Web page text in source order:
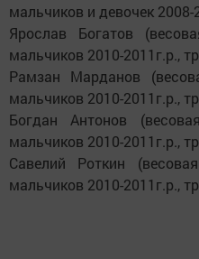
мальчиков и девочек 2008-
Ярослав Богатов
мальчиков 2010-2011г.р.,
Рамзан Марданов
мальчиков 2010-2011г.р.,
Богдан Антонов
мальчиков 2010-2011г.р.,
Савелий Роткин
мальчиков 2010-2011г.р.,